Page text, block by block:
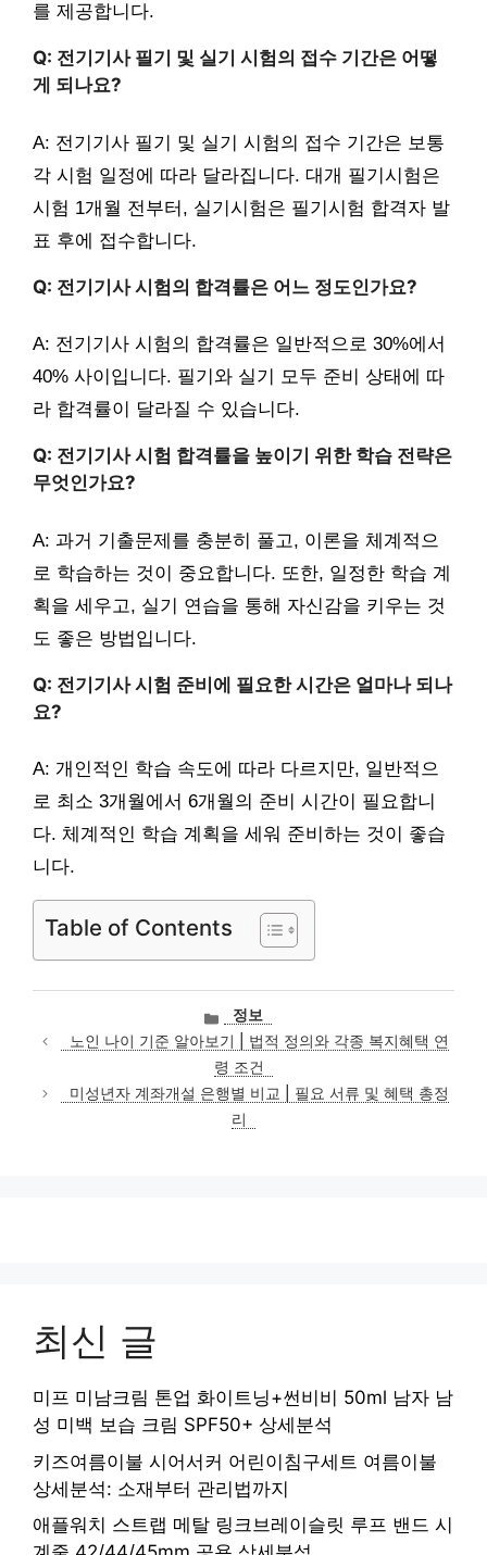
를 제공합니다.
Q: 전기기사 필기 및 실기 시험의 접수 기간은 어떻
게 되나요?
A: 전기기사 필기 및 실기 시험의 접수 기간은 보통
각 시험 일정에 따라 달라집니다. 대개 필기시험은
시험 1개월 전부터, 실기시험은 필기시험 합격자 발
표 후에 접수합니다.
Q: 전기기사 시험의 합격률은 어느 정도인가요?
A: 전기기사 시험의 합격률은 일반적으로 30%에서
40% 사이입니다. 필기와 실기 모두 준비 상태에 따
라 합격률이 달라질 수 있습니다.
Q: 전기기사 시험 합격률을 높이기 위한 학습 전략은
무엇인가요?
A: 과거 기출문제를 충분히 풀고, 이론을 체계적으
로 학습하는 것이 중요합니다. 또한, 일정한 학습 계
획을 세우고, 실기 연습을 통해 자신감을 키우는 것
도 좋은 방법입니다.
Q: 전기기사 시험 준비에 필요한 시간은 얼마나 되나
요?
A: 개인적인 학습 속도에 따라 다르지만, 일반적으
로 최소 3개월에서 6개월의 준비 시간이 필요합니
다. 체계적인 학습 계획을 세워 준비하는 것이 좋습
니다.
Table of Contents
카
테
고
리
정보
노인 나이 기준 알아보기 | 법적 정의와 각종 복지혜택 연
령 조건
미성년자 계좌개설 은행별 비교 | 필요 서류 및 혜택 총정
리
최신 글
미프 미남크림 톤업 화이트닝+썬비비 50ml 남자 남
성 미백 보습 크림 SPF50+ 상세분석
키즈여름이불 시어서커 어린이침구세트 여름이불
상세분석: 소재부터 관리법까지
애플워치 스트랩 메탈 링크브레이슬릿 루프 밴드 시